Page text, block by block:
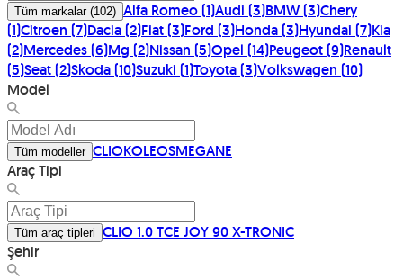
Tüm markalar(102) Alfa Romeo(1)Audi(3)BMW(3)Chery
(1)Citroen(7)Dacia(2)Fiat(3)Ford(3)Honda(3)Hyundai(7)Kia
(2)Mercedes(6)Mg(2)Nissan(5)Opel(14)Peugeot(9)Renault
(5)Seat(2)Skoda(10)Suzuki(1)Toyota(3)Volkswagen(10)
Model
Tüm modeller CLIOKOLEOSMEGANE
Araç Tipi
Tüm araç tipleri CLIO 1.0 TCE JOY 90 X-TRONIC
Şehir